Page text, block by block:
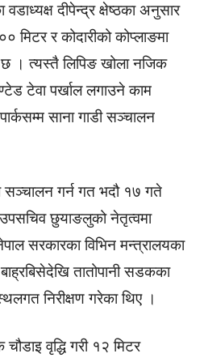
दीपेन्द्र क्षेष्ठका अनुसार
मिटर र कोदारीको कोप्लाङमा
छ । त्यस्तै लिपिङ खोला नजिक
टेवा पर्खाल लगाउने काम
साना गाडी सञ्चालन
सञ्चालन गर्न गत भदौ १७ गते
छुयाङलुको नेतृत्वमा
सरकारका विभिन मन्त्रालयका
तातोपानी सडकका
निरीक्षण गरेका थिए ।
वृद्धि गरी १२ मिटर